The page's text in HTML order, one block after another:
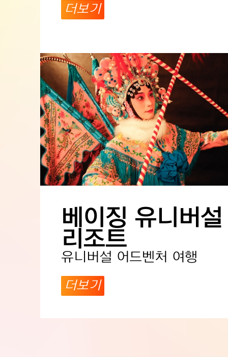
더보기
베이징 유니버설
리조트
유니버설 어드벤처 여행
더보기